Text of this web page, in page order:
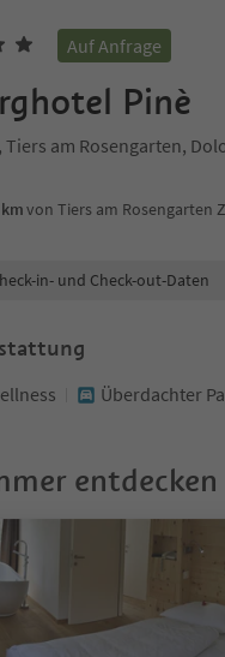
Auf Anfrage
Pinè
Tiers am Rosengarten,
von Tiers am Rosengarten
bearbeiten
in- und Check-out-Daten
Überdachter
entdecken